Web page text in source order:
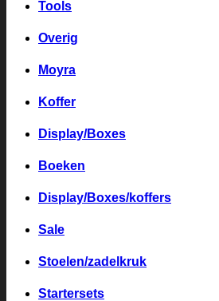
Tools
Overig
Moyra
Koffer
Display/Boxes
Boeken
Display/Boxes/koffers
Sale
Stoelen/zadelkruk
Startersets